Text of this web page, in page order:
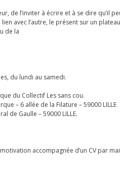
de l’inviter à écrire et à se dire qu’il
avec l’autre, le présent sur un
de la
du lundi au samedi.
du Collectif Les sans cou.
– 6 allée de la Filature – 59000 LILLE
de Gaulle – 59000 LILLE.
accompagnée d’un CV par